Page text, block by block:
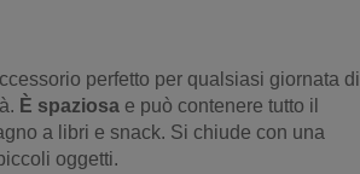
perfetto per qualsiasi giornata di
È spaziosa e può contenere tutto il
a libri e snack. Si chiude con una
oggetti.